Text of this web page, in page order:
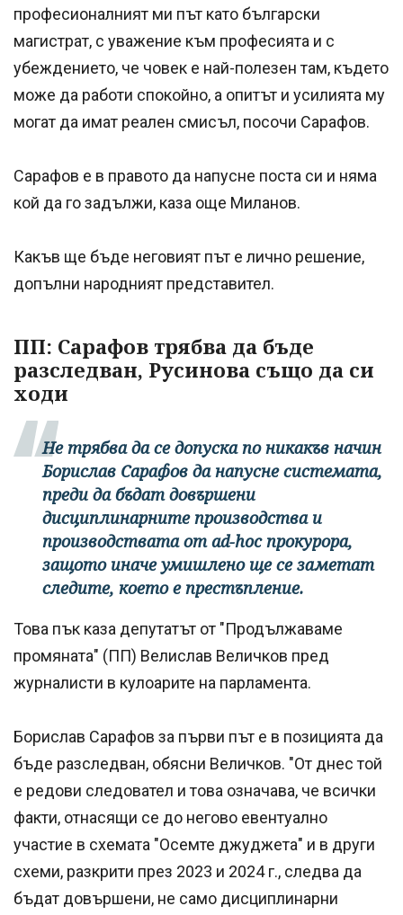
професионалният ми път като български
магистрат, с уважение към професията и с
убеждението, че човек е най-полезен там, където
може да работи спокойно, а опитът и усилията му
могат да имат реален смисъл, посочи Сарафов.
Сарафов е в правото да напусне поста си и няма
кой да го задължи, каза още Миланов.
Какъв ще бъде неговият път е лично решение,
допълни народният представител.
ПП: Сарафов трябва да бъде
разследван, Русинова също да си
ходи
Не трябва да се допуска по никакъв начин
Борислав Сарафов да напусне системата,
преди да бъдат довършени
дисциплинарните производства и
производствата от ad-hoc прокурора,
защото иначе умишлено ще се заметат
следите, което е престъпление.
Това пък каза депутатът от "Продължаваме
промяната" (ПП) Велислав Величков пред
журналисти в кулоарите на парламента.
Борислав Сарафов за първи път е в позицията да
бъде разследван, обясни Величков. "От днес той
е редови следовател и това означава, че всички
факти, отнасящи се до негово евентуално
участие в схемата "Осемте джуджета" и в други
схеми, разкрити през 2023 и 2024 г., следва да
бъдат довършени, не само дисциплинарни